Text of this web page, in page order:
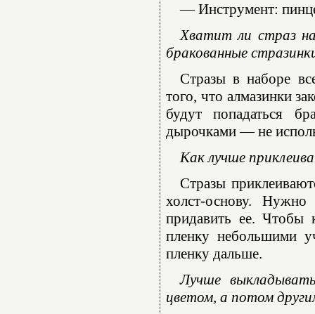
— Инструмент:
Хватит ли страз
бракованные
Стразы в наборе
того, что алмазинки
будут попадаться
дырочками — не
Как лучше
Стразы
холст-основу.
придавить ее. Чтобы
пленку небольшими
пленку дальше.
Лучше
цветом, а потом